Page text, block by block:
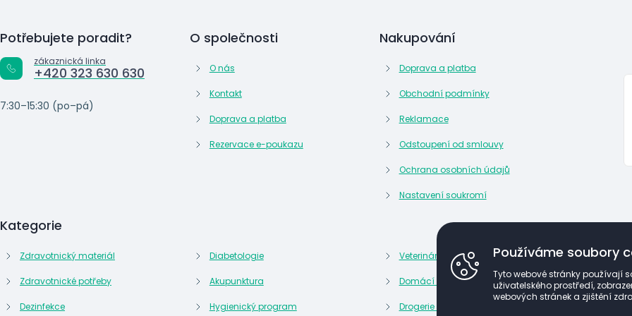
Používáme soubory
Tyto webové stránky používají
uživatelského prostředí,
webových stránek a zjištění
Potřebujete poradit?
zákaznická linka
+420 323 630 630
7:30–15:30 (po–pá)
O společnosti
O nás
Kontakt
Doprava a platba
Rezervace e-poukazu
Kategorie
Zdravotnický materiál
Zdravotnické potřeby
Dezinfekce
Diabetologie
Akupunktura
Hygienický program
Veterinární potřeby
Domácí lékárna
Drogerie a domácnost
Kancelář
Nakupování
Doprava a platba
Obchodní podmínky
Reklamace
Odstoupení od smlouvy
Ochrana osobních údajů
Nastavení soukromí